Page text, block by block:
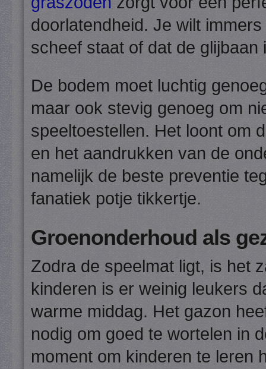
doorlatendheid. Je wilt
scheef staat of dat de glijbaan
De bodem moet luchtig
maar ook stevig genoeg om
speeltoestellen. Het loont om
en het aandrukken van de
namelijk de beste preventie
fanatiek potje tikkertje.
Groenonderhoud als
Zodra de speelmat ligt, is het
kinderen is er weinig leukers
warme middag. Het gazon
nodig om goed te wortelen in
moment om kinderen te leren